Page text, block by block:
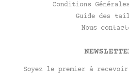
Conditions
Guide des
Nous
Soyez le premier à